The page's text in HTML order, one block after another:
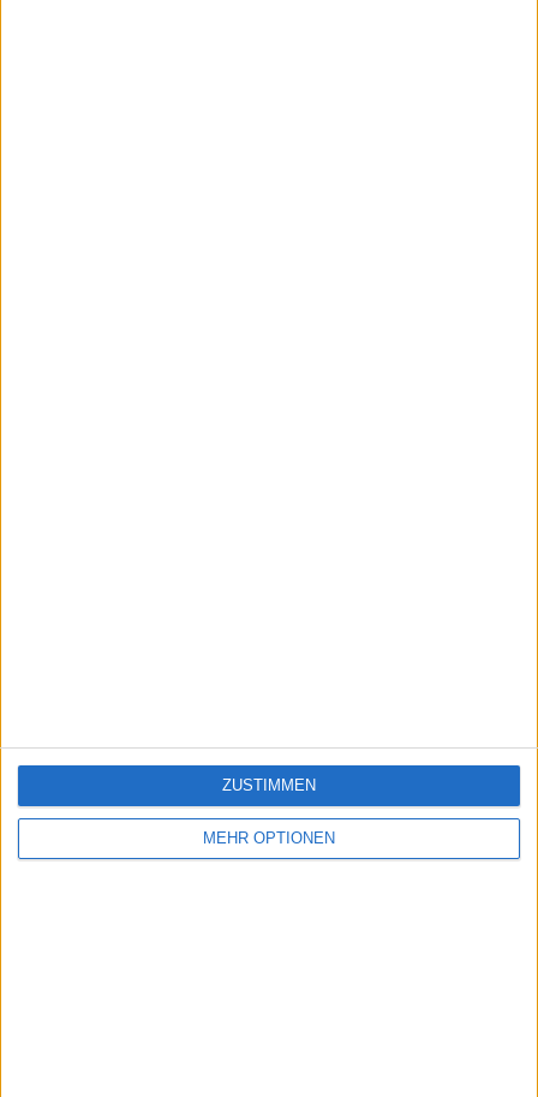
MEHR OPTIONEN
ZUSTIMMEN